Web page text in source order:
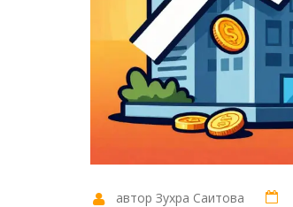
автор Зухра Саитова